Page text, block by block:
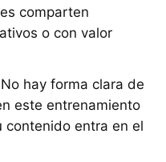
comparten
o con valor
hay forma clara de
este entrenamiento
contenido entra en el